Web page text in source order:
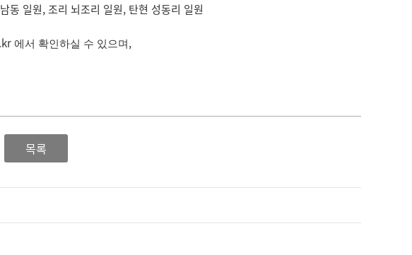
동 일원, 조리 뇌조리 일원, 탄현 성동리 일원
에서 확인하실 수 있으며 ,
목록